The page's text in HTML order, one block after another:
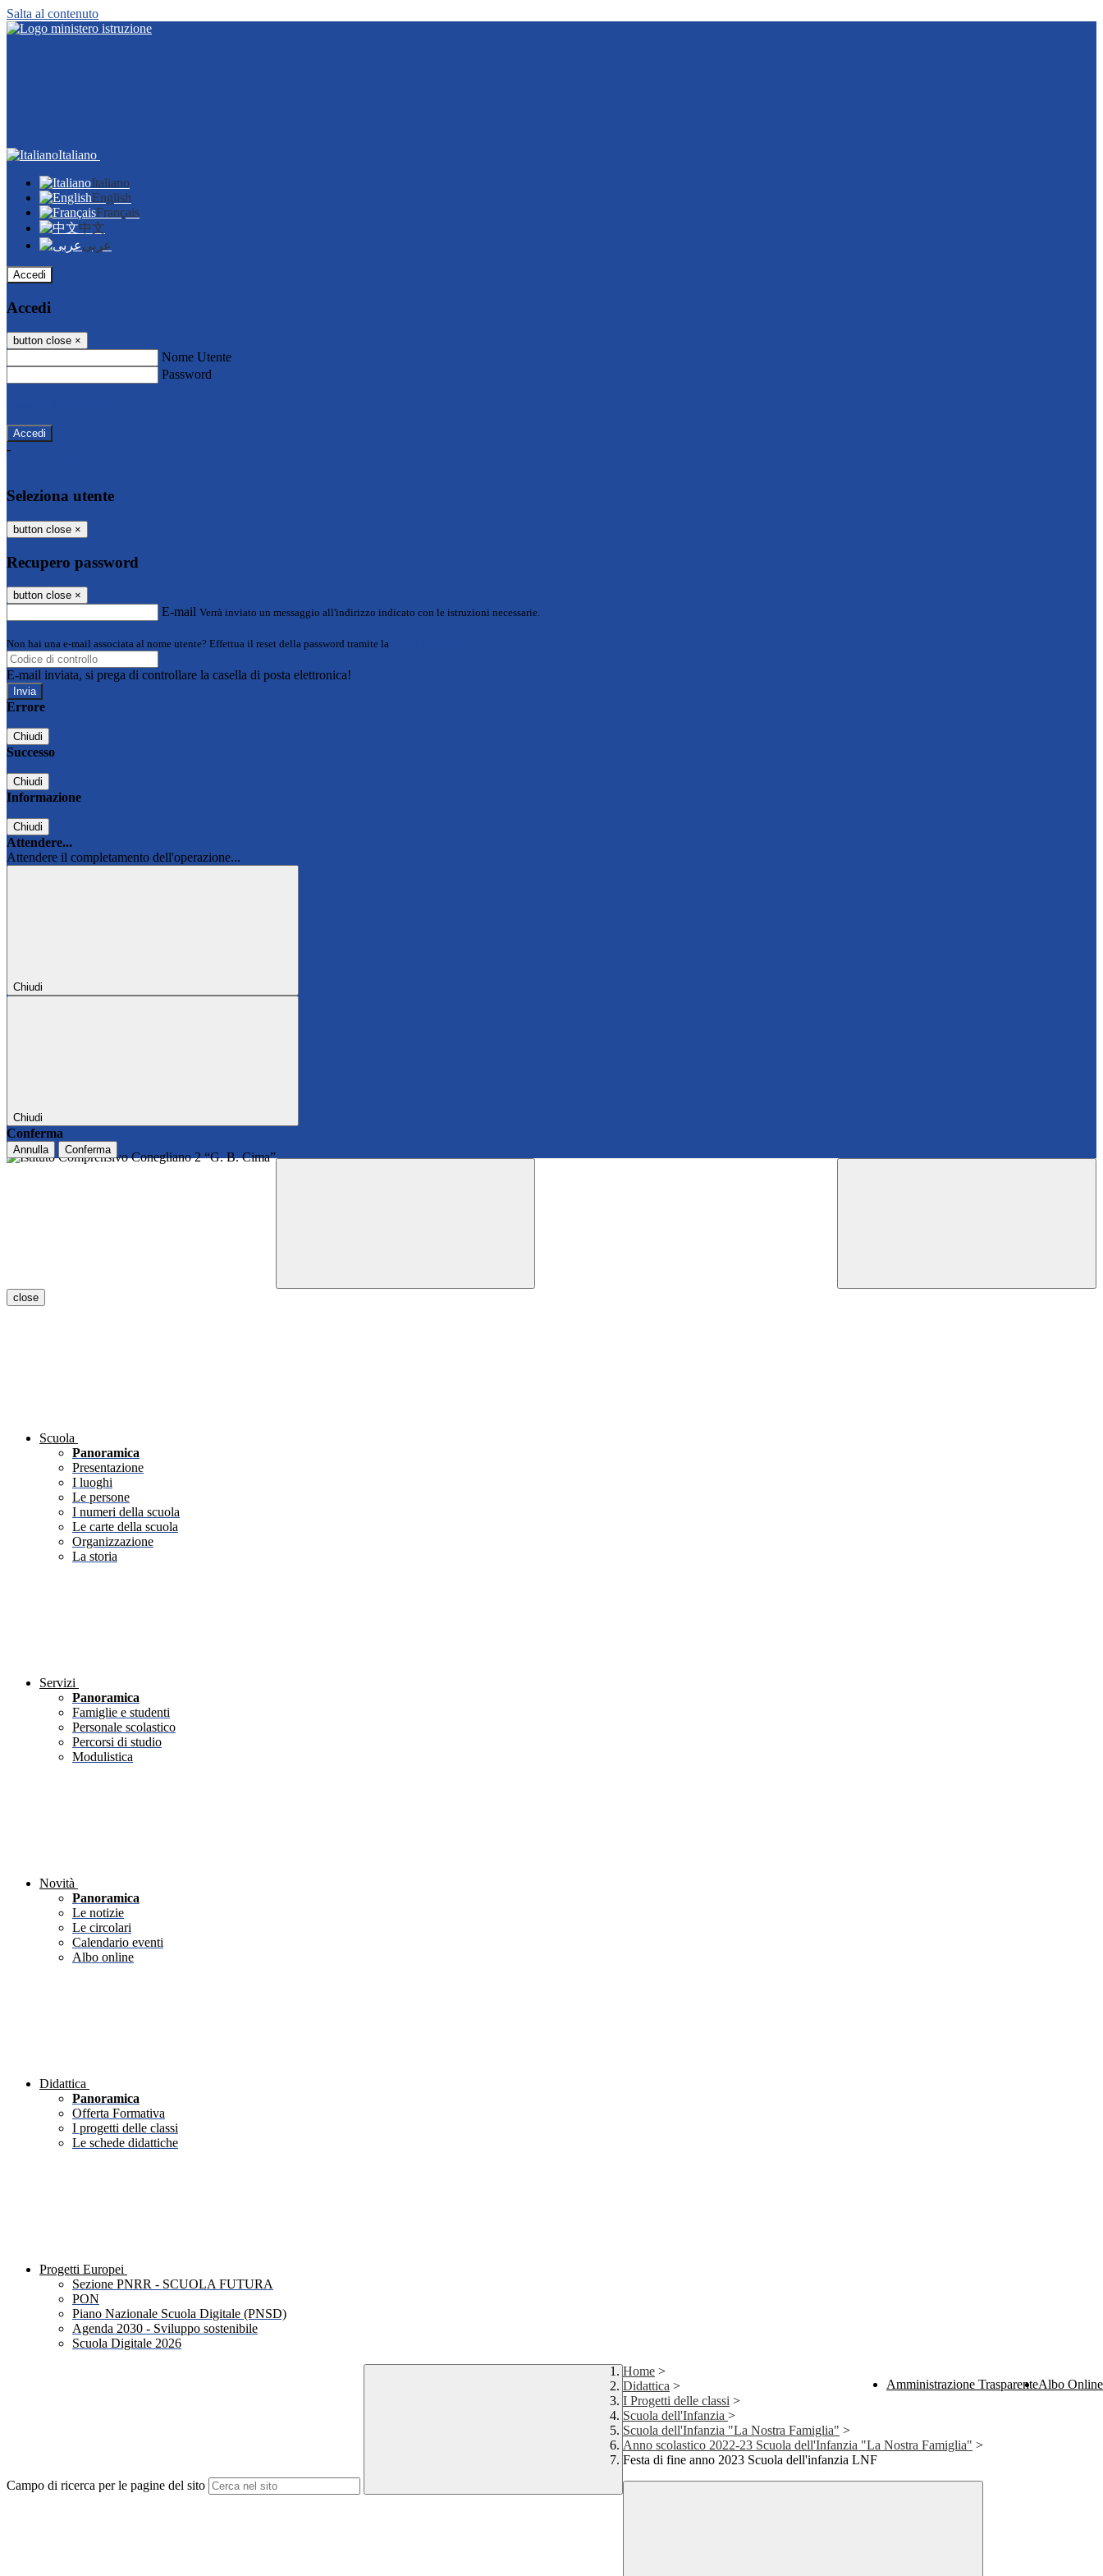
Salta al contenuto
Italiano
Italiano
English
Français
中文
عربى
Accedi
Accedi
button close ×
Nome Utente
Password
-
Seleziona utente
button close ×
Recupero password
button close ×
E-mail Verrà inviato un messaggio all'indirizzo indicato con le istruzioni necessarie.
Non hai una e-mail associata al nome utente? Effettua il reset della password tramite la
E-mail inviata, si prega di controllare la casella di posta elettronica!
Errore
Chiudi
Successo
Chiudi
Informazione
Chiudi
Attendere...
Attendere il completamento dell'operazione...
Chiudi
Chiudi
Conferma
Annulla Conferma
close
Scuola
Panoramica
Presentazione
I luoghi
Le persone
I numeri della scuola
Le carte della scuola
Organizzazione
La storia
Servizi
Panoramica
Famiglie e studenti
Personale scolastico
Percorsi di studio
Modulistica
Novità
Panoramica
Le notizie
Le circolari
Calendario eventi
Albo online
Didattica
Panoramica
Offerta Formativa
I progetti delle classi
Le schede didattiche
Progetti Europei
Sezione PNRR - SCUOLA FUTURA
PON
Piano Nazionale Scuola Digitale (PNSD)
Agenda 2030 - Sviluppo sostenibile
Scuola Digitale 2026
Amministrazione TrasparenteAlbo Online
Campo di ricerca per le pagine del sito
Home >
Didattica >
I Progetti delle classi >
Scuola dell'Infanzia >
Scuola dell'Infanzia "La Nostra Famiglia" >
Anno scolastico 2022-23 Scuola dell'Infanzia "La Nostra Famiglia" >
Festa di fine anno 2023 Scuola dell'infanzia LNF